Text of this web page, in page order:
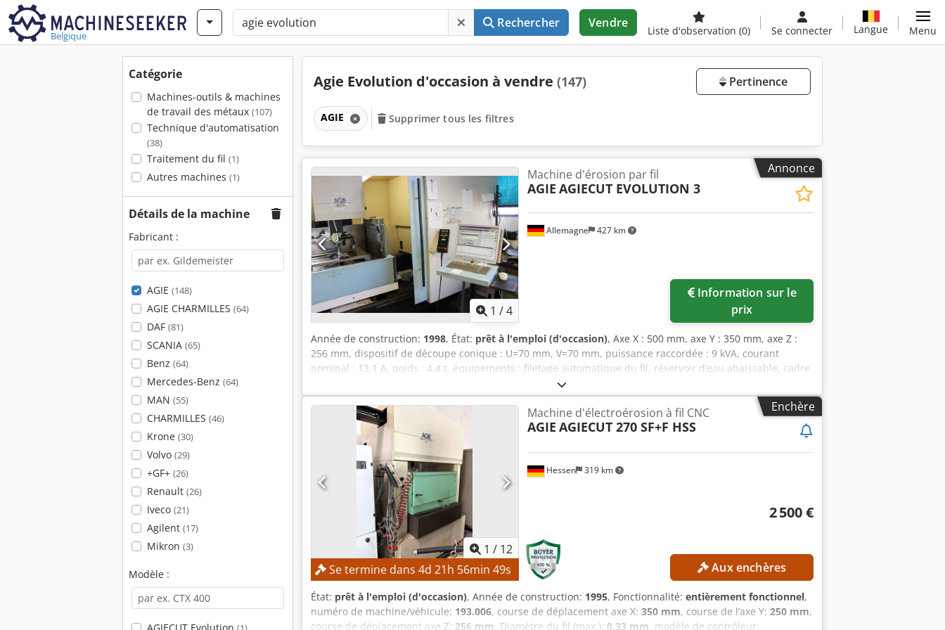
Belgique
Rechercher Vendre
Liste d'observation (0) Se connecter Langue Menu
Catégorie
Machines-outils & machines
de travail des métaux (107)
Technique d'automatisation
(38)
Traitement du fil (1)
Autres machines (1)
Détails de la machine
Fabricant :
AGIE (148)
AGIE CHARMILLES (64)
DAF (81)
SCANIA (65)
Benz (64)
Mercedes-Benz (64)
MAN (55)
CHARMILLES (46)
Krone (30)
Volvo (29)
+GF+ (26)
Renault (26)
Iveco (21)
Agilent (17)
Mikron (3)
Modèle :
Agie Evolution d'occasion à vendre (147) Pertinence
AGIE Supprimer tous les filtres
Annonce
1 /4
Allemagne 427 km
Machine d'érosion par fil
AGIE AGIECUT EVOLUTION 3
Information sur le
prix
Année de construction: 1998, État: prêt à l'emploi (d'occasion), Axe X : 500 mm, axe Y : 350 mm, axe Z :
256 mm, dispositif de découpe conique : U=70 mm, V=70 mm, puissance raccordée : 9 kVA, courant
nominal : 13,1 A, poids : 4,4 t, équipements : filetage automatique du fil, réservoir d’eau abaissable, cadre
de serrage universel, boîte à main, AgieSetup 3D compensation automatique de la position de la pièce,
pistolet de lavage, filtre à bougie papier et logiciel de programmation Lei/Wirecut avec dongle. Csdpfx
Ajzadkxjl Sjrf
Enchère
1 / 12
Se termine dans4d21h 56min47s
Hessen 319 km
Machine d'électroérosion à fil CNC
AGIE AGIECUT 270 SF+F HSS
2 500 €
Aux enchères
État: prêt à l'emploi (d'occasion), Année de construction: 1995, Fonctionnalité: entièrement fonctionnel,
numéro de machine/véhicule: 193.006, course de déplacement axe X: 350 mm, course de l’axe Y: 250 mm,
course de déplacement axe Z: 256 mm, Diamètre du fil (max.): 0,33 mm, modèle de contrôleur: